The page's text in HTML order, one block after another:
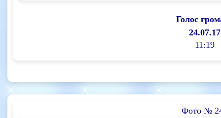
Голос
24.07.17
11:19
Фото №